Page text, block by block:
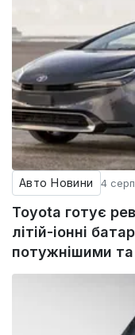
Авто Новини 4
Toyota готує
літій-іонні
потужнішими